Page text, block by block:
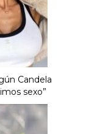
Candela
sexo”